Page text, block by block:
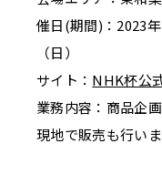
催日(期間)：2023
（日）
サイト： NHK杯公
業務内容：商品企
現地で販売も行いま